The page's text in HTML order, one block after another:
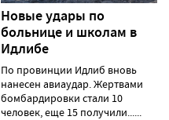
Новые удары по
больнице и школам в
Идлибе
По провинции Идлиб вновь
нанесен авиаудар. Жертвами
бомбардировки стали 10
человек, еще 15 получили......